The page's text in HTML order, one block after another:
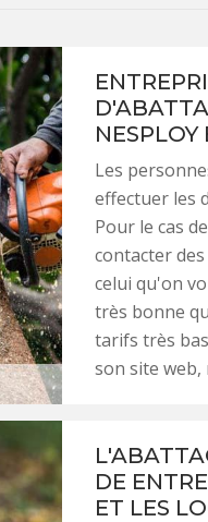
Les
effectuer les
Pour le cas
contacter
celui qu'on
très bonne
tarifs très
son site web,
DE
ET LES